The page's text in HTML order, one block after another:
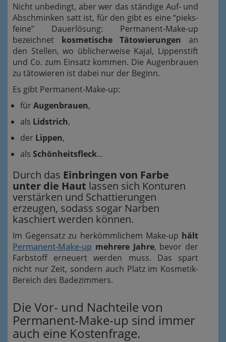
Nicht unbedingt, aber wer das ständige Auf- und
Abschminken satt ist, für den gibt es eine “pieks-
feine” Dauerlösung: Permanent-Make-up
bezeichnet kosmetische Tätowierungen an
den Stellen, wo üblicherweise Kajal, Lippenstift
und Co. zum Einsatz kommen. Die Augenbrauen
zu tätowieren ist dabei nur der Beginn.
Es gibt Permanent-Make-up:
für Augenbrauen,
als Lidstrich,
der Lippen,
als Schönheitsfleck...
Durch das Einbringen von Farbe
unter die Haut lassen sich Konturen
verstärken und Schattierungen
erzeugen, sodass sogar Narben
kaschiert werden können.
Im Gegensatz zu herkömmlichem Make-up hält
Permanent-Make-up mehrere Jahre, bevor der
Farbstoff erneuert werden muss. Das spart
nicht nur Zeit, sondern auch Platz im Kosmetik-
Bereich des Badezimmers.
Die Vor- und Nachteile von
Permanent-Make-up sind immer
auch eine Kostenfrage.